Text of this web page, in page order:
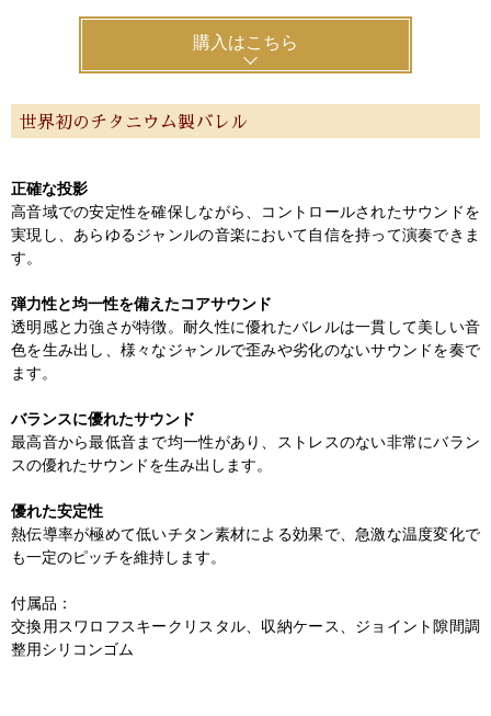
購入はこちら
世界初のチタニウム製バレル
正確な投影
高音域での安定性を確保しながら、コントロールされたサウンドを
実現し、あらゆるジャンルの音楽において自信を持って演奏できま
す。
弾力性と均一性を備えたコアサウンド
透明感と力強さが特徴。耐久性に優れたバレルは一貫して美しい音
色を生み出し、様々なジャンルで歪みや劣化のないサウンドを奏で
ます。
バランスに優れたサウンド
最高音から最低音まで均一性があり、ストレスのない非常にバラン
スの優れたサウンドを生み出します。
優れた安定性
熱伝導率が極めて低いチタン素材による効果で、急激な温度変化で
も一定のピッチを維持します。
付属品：
交換用スワロフスキークリスタル、収納ケース、ジョイント隙間調
整用シリコンゴム